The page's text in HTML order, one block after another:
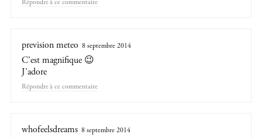
Répondre
prevision meteo 8 septembre 2014
C’est magnifique 😉
J’adore
Répondre
whofeelsdreams 8 septembre 2014